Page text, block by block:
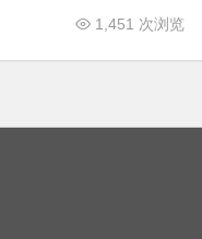
1,451 次浏览